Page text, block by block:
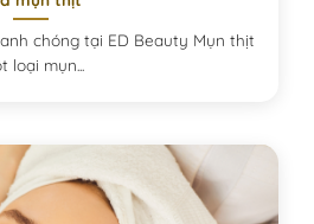
chóng tại ED Beauty Mụn thịt
loại mụn...